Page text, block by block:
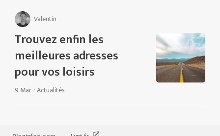
Valentin
Trouvez enfin les
meilleures adresses
pour vos loisirs
9 Mar ·Actualités